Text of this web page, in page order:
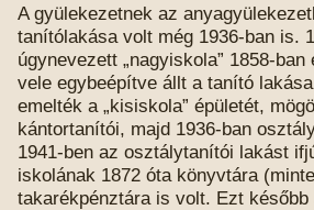
A gyülekezetnek az
tanítólakása volt még 1936-ban is.
úgynevezett „nagyiskola” 1858-
vele egybeépítve állt a tanító
emelték a „kisiskola” épületét,
kántortanítói, majd 1936-ban
1941-ben az osztálytanítói lakást
iskolának 1872 óta könyvtára
takarékpénztára is volt. Ezt